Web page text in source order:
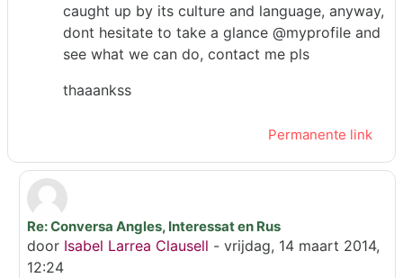
caught up by its culture and language, anyway,
dont hesitate to take a glance @myprofile and
see what we can do, contact me pls
thaaankss
Permanente link
Als antwoord op oriol hernandez malca
Re: Conversa Angles, Interessat en Rus
door Isabel Larrea Clausell - vrijdag, 14 maart 2014,
12:24